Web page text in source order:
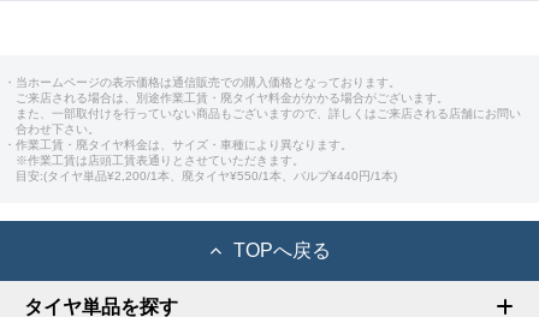
・当ホームページの表示価格は通信販売での購入価格となっております。
ご来店される場合は、別途作業工賃・廃タイヤ料金がかかる場合がございます。
また、一部取付けを行っていない商品もございますので、詳しくはご来店される店舗にお問い
合わせ下さい。
・作業工賃・廃タイヤ料金は、サイズ・車種により異なります。
※作業工賃は店頭工賃表通りとさせていただきます。
目安:(タイヤ単品¥2,200/1本、廃タイヤ¥550/1本、バルブ¥440円/1本)
TOPへ戻る
タイヤ単品を探す